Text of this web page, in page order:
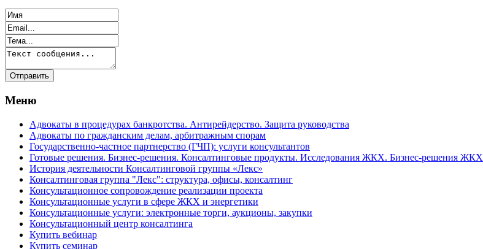
Меню
Адвокаты в процедурах банкротства. Антирейдерство. Защита руководства
Адвокаты по гражданским делам, арбитражным спорам
Государственно-частное партнерство (ГЧП): услуги консультантов
Готовые решения. Бизнес-решения. Консалтинговые продукты. Исследования ЖКХ. Бизнес-решения ЖКХ
История деятельности Консалтинговой группы «Лекс»
Консалтинговая группа "Лекс": структура, офисы, консалтинг
Консультационное сопровождение реализации проекта
Консультационные услуги в сфере ЖКХ и энергетики
Консультационные услуги: электронные торги, аукционы, закупки
Консультационный центр консалтинга
Купить вебинар
Купить семинар